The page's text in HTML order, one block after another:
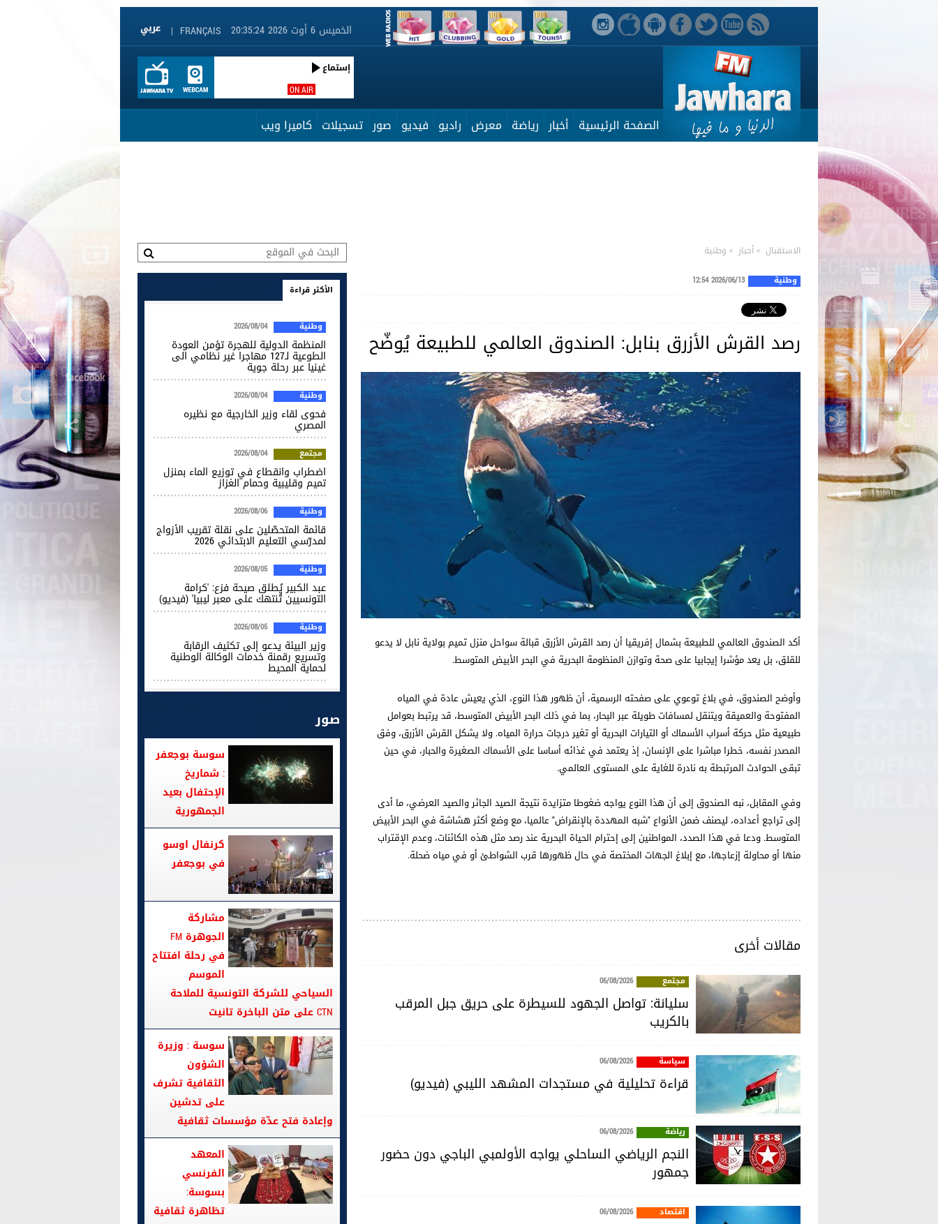
FRANÇAIS
| الخميس 6 أوت 2026 20:35:24
ON AIR
إستماع
الصفحة الرئيسية أخبار رياضة معرض راديو فيديو صور تسجيلات كاميرا ويب
الاستقبال >أخبار > وطنية
وطنية 2026/06/13 12:54
رصد القرش الأزرق بنابل: الصندوق العالمي للطبيعة يُوضّح
أكد الصندوق العالمي للطبيعة بشمال إفريقيا أن رصد القرش الأزرق قبالة سواحل منزل تميم بولاية نابل لا يدعو
للقلق، بل يعد مؤشرا إيجابيا على صحة وتوازن المنظومة البحرية في البحر الأبيض المتوسط.
وأوضح الصندوق، في بلاغ توعوي على صفحته الرسمية، أن ظهور هذا النوع، الذي يعيش عادة في المياه
المفتوحة والعميقة ويتنقل لمسافات طويلة عبر البحار، بما في ذلك البحر الأبيض المتوسط، قد يرتبط بعوامل
طبيعية مثل حركة أسراب الأسماك أو التيارات البحرية أو تغير درجات حرارة المياه. ولا يشكل القرش الأزرق، وفق
المصدر نفسه، خطرا مباشرا على الإنسان، إذ يعتمد في غذائه أساسا على الأسماك الصغيرة والحبار، في حين
تبقى الحوادث المرتبطة به نادرة للغاية على المستوى العالمي.
وفي المقابل، نبه الصندوق إلى أن هذا النوع يواجه ضغوطا متزايدة نتيجة الصيد الجائر والصيد العرضي، ما أدى
إلى تراجع أعداده، ليصنف ضمن الأنواع "شبه المهددة بالإنقراض" عالميا، مع وضع أكثر هشاشة في البحر الأبيض
المتوسط. ودعا في هذا الصدد، المواطنين إلى إحترام الحياة البحرية عند رصد مثل هذه الكائنات، وعدم الإقتراب
منها أو محاولة إزعاجها، مع إبلاغ الجهات المختصة في حال ظهورها قرب الشواطئ أو في مياه ضحلة.
مقالات أخرى
مجتمع 06/08/2026
سليانة: تواصل الجهود للسيطرة على حريق جبل المرقب
بالكريب
سياسة 06/08/2026
قراءة تحليلية في مستجدات المشهد الليبي (فيديو)
رياضة 06/08/2026
النجم الرياضي الساحلي يواجه الأولمبي الباجي دون حضور
جمهور
اقتصاد 06/08/2026
الأكثر قراءة
وطنية 2026/08/04
المنظمة الدولية للهجرة تؤمن العودة
الطوعية لـ127 مهاجرا غير نظامي الى
غينيا عبر رحلة جوية
وطنية 2026/08/04
فحوى لقاء وزير الخارجية مع نظيره
المصري
مجتمع 2026/08/04
اضطراب وانقطاع في توزيع الماء بمنزل
تميم وقليبية وحمام الغزاز
وطنية 2026/08/06
قائمة المتحصّلين على نقلة تقريب الأزواج
لمدرّسي التعليم الابتدائي 2026
وطنية 2026/08/05
عبد الكبير يُطلق صيحة فزع: 'كرامة
التونسيين تُنتهك على معبر ليبيا' (فيديو)
وطنية 2026/08/05
وزير البيئة يدعو إلى تكثيف الرقابة
وتسريع رقمنة خدمات الوكالة الوطنية
لحماية المحيط
صور
سوسة بوجعفر
: شماريخ
الإحتفال بعيد
الجمهورية
كرنفال اوسو
في بوجعفر
مشاركة
الجوهرة FM
في رحلة افتتاح
الموسم
السياحي للشركة التونسية للملاحة
CTN على متن الباخرة تانيت
سوسة : وزيرة
الشؤون
الثقافية تشرف
على تدشين
وإعادة فتح عدّة مؤسسات ثقافية
المعهد
الفرنسي
بسوسة:
تظاهرة ثقافية